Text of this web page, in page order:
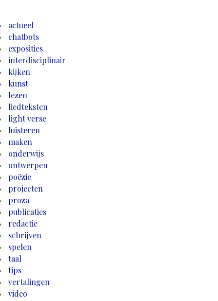
actueel
chatbots
exposities
interdisciplinair
kijken
kunst
lezen
liedteksten
light verse
luisteren
maken
onderwijs
ontwerpen
poëzie
projecten
proza
publicaties
redactie
schrijven
spelen
taal
tips
vertalingen
video